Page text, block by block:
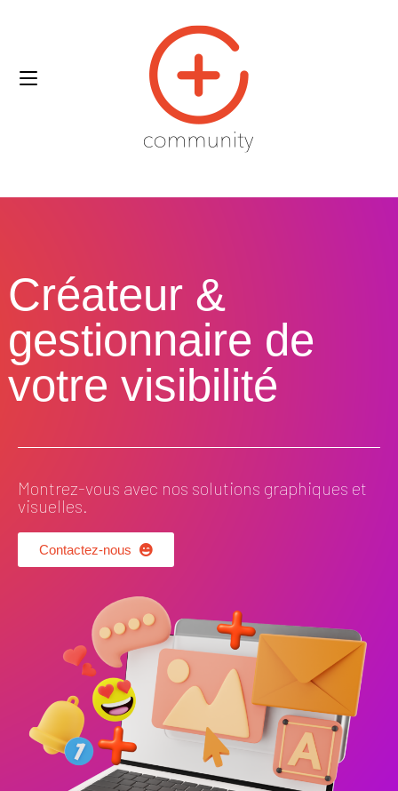
Créateur &
gestionnaire de
votre visibilité​
Montrez-vous avec nos solutions graphiques et
visuelles.
Contactez-nous